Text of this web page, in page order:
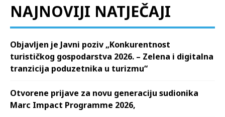
NAJNOVIJI NATJEČAJI
Objavljen je Javni poziv „Konkurentnost
turističkog gospodarstva 2026. – Zelena i digitalna
tranzicija poduzetnika u turizmu“
Otvorene prijave za novu generaciju sudionika
Marc Impact Programme 2026,